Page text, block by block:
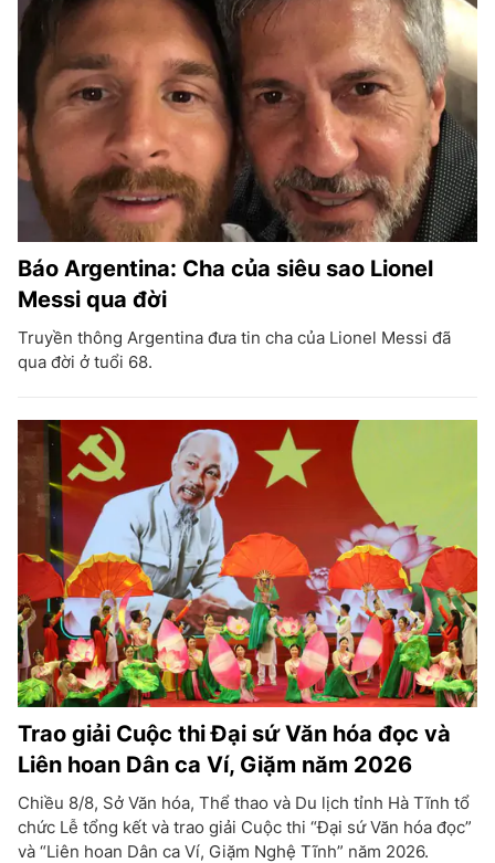
Báo Argentina: Cha của siêu sao Lionel
Messi qua đời
Truyền thông Argentina đưa tin cha của Lionel Messi đã
qua đời ở tuổi 68.
Trao giải Cuộc thi Đại sứ Văn hóa đọc và
Liên hoan Dân ca Ví, Giặm năm 2026
Chiều 8/8, Sở Văn hóa, Thể thao và Du lịch tỉnh Hà Tĩnh tổ
chức Lễ tổng kết và trao giải Cuộc thi “Đại sứ Văn hóa đọc”
và “Liên hoan Dân ca Ví, Giặm Nghệ Tĩnh” năm 2026.